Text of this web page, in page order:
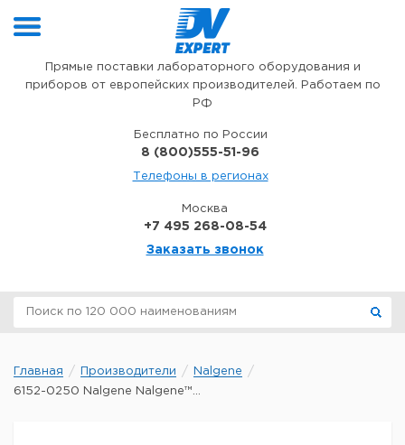
Прямые поставки лабораторного оборудования и
приборов от европейских производителей. Работаем по
РФ
Бесплатно по России
8 (800)555-51-96
Телефоны в регионах
Москва
+7 495 268-08-54
Заказать звонок
Главная Производители
Nalgene
6152-0250 Nalgene Nalgene™...